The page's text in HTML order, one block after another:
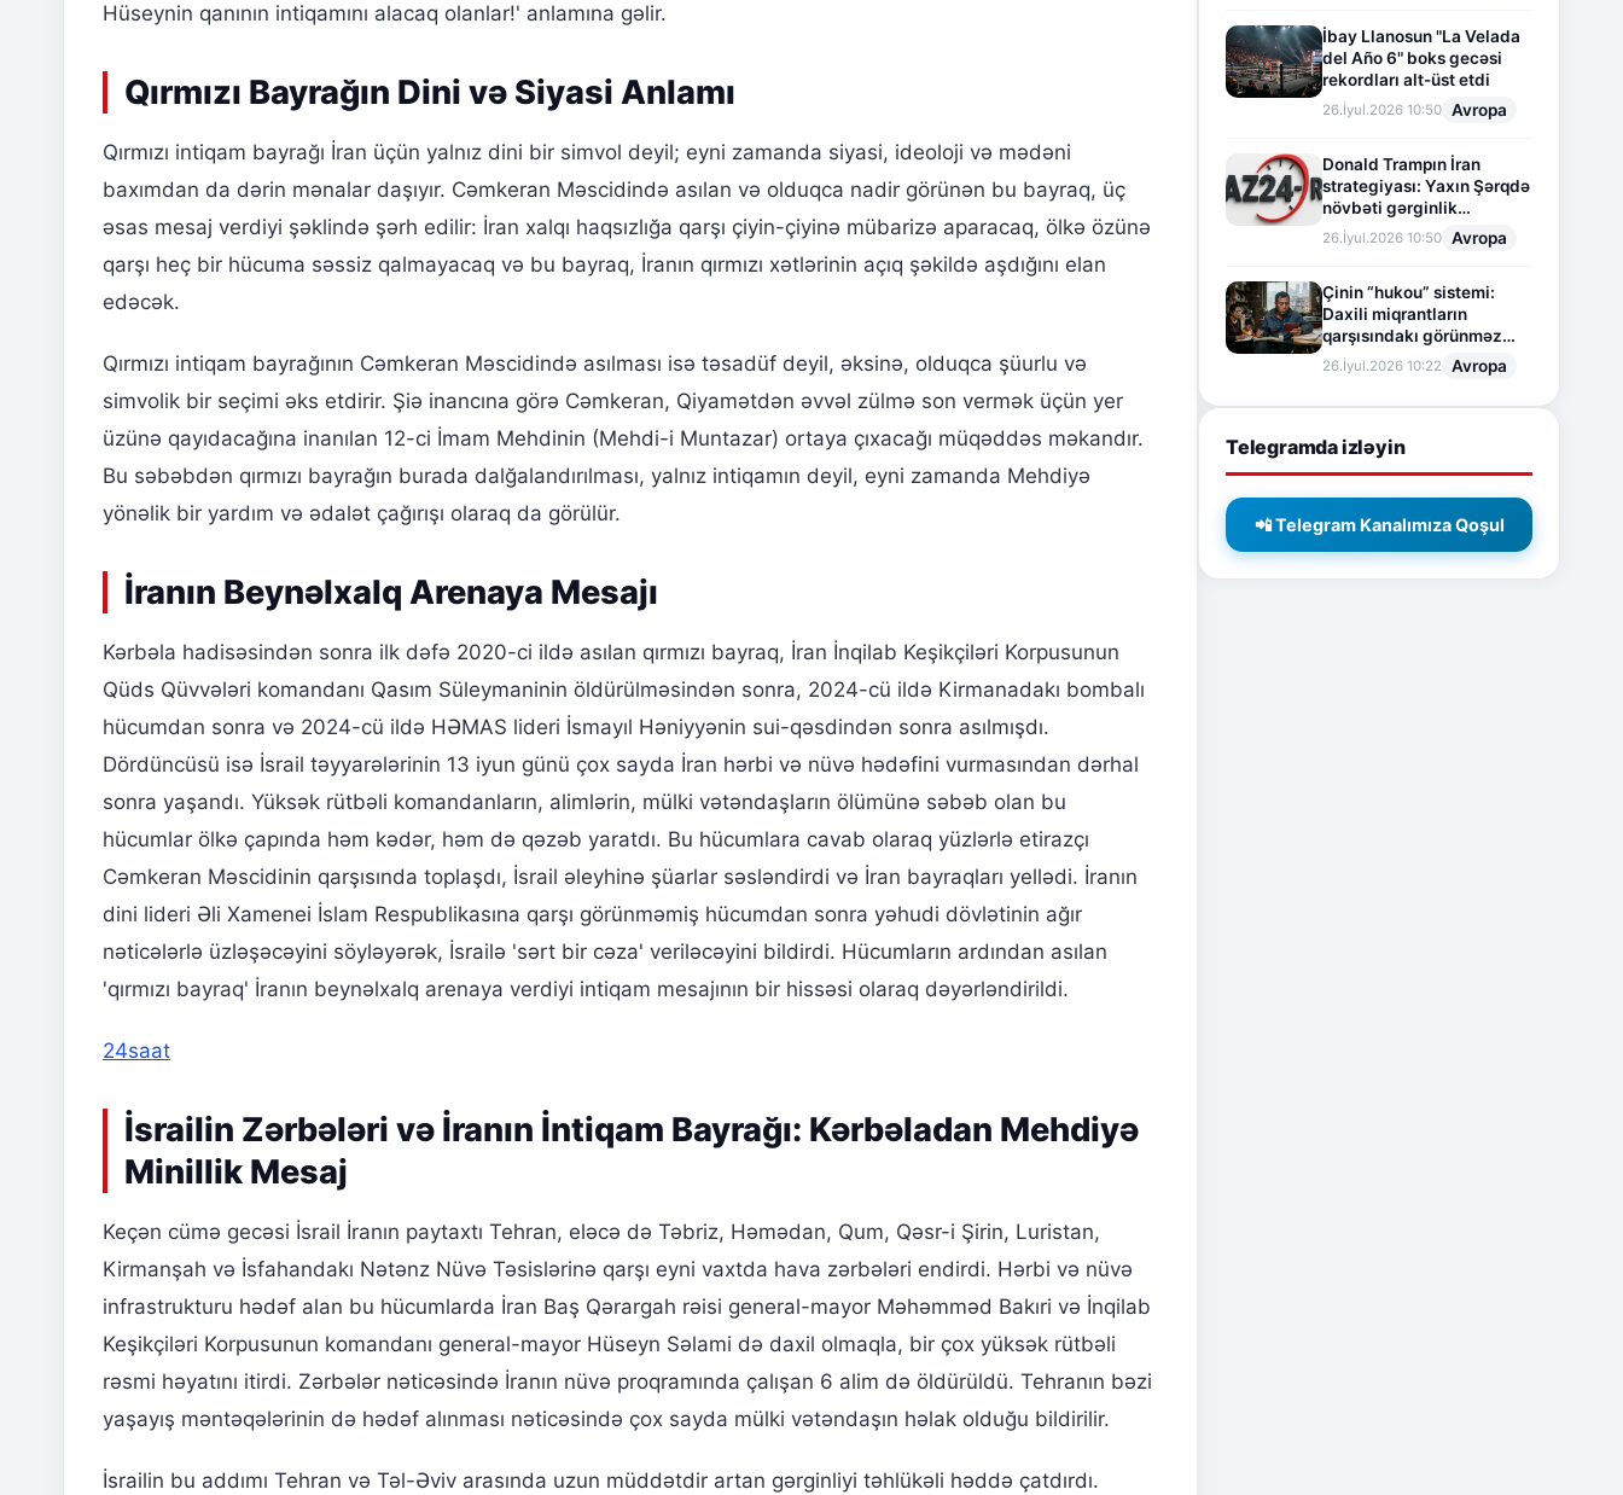
Hüseynin qanının intiqamını alacaq olanlar!' anlamına gəlir.
Qırmızı Bayrağın Dini və Siyasi Anlamı
Qırmızı intiqam bayrağı İran üçün yalnız dini bir simvol deyil; eyni zamanda siyasi, ideoloji və mədəni
baxımdan da dərin mənalar daşıyır. Cəmkeran Məscidində asılan və olduqca nadir görünən bu bayraq, üç
əsas mesaj verdiyi şəklində şərh edilir: İran xalqı haqsızlığa qarşı çiyin-çiyinə mübarizə aparacaq, ölkə özünə
qarşı heç bir hücuma səssiz qalmayacaq və bu bayraq, İranın qırmızı xətlərinin açıq şəkildə aşdığını elan
edəcək.
Qırmızı intiqam bayrağının Cəmkeran Məscidində asılması isə təsadüf deyil, əksinə, olduqca şüurlu və
simvolik bir seçimi əks etdirir. Şiə inancına görə Cəmkeran, Qiyamətdən əvvəl zülmə son vermək üçün yer
üzünə qayıdacağına inanılan 12-ci İmam Mehdinin (Mehdi-i Muntazar) ortaya çıxacağı müqəddəs məkandır.
Bu səbəbdən qırmızı bayrağın burada dalğalandırılması, yalnız intiqamın deyil, eyni zamanda Mehdiyə
yönəlik bir yardım və ədalət çağırışı olaraq da görülür.
İranın Beynəlxalq Arenaya Mesajı
Kərbəla hadisəsindən sonra ilk dəfə 2020-ci ildə asılan qırmızı bayraq, İran İnqilab Keşikçiləri Korpusunun
Qüds Qüvvələri komandanı Qasım Süleymaninin öldürülməsindən sonra, 2024-cü ildə Kirmanadakı bombalı
hücumdan sonra və 2024-cü ildə HƏMAS lideri İsmayıl Həniyyənin sui-qəsdindən sonra asılmışdı.
Dördüncüsü isə İsrail təyyarələrinin 13 iyun günü çox sayda İran hərbi və nüvə hədəfini vurmasından dərhal
sonra yaşandı. Yüksək rütbəli komandanların, alimlərin, mülki vətəndaşların ölümünə səbəb olan bu
hücumlar ölkə çapında həm kədər, həm də qəzəb yaratdı. Bu hücumlara cavab olaraq yüzlərlə etirazçı
Cəmkeran Məscidinin qarşısında toplaşdı, İsrail əleyhinə şüarlar səsləndirdi və İran bayraqları yellədi. İranın
dini lideri Əli Xamenei İslam Respublikasına qarşı görünməmiş hücumdan sonra yəhudi dövlətinin ağır
nəticələrlə üzləşəcəyini söyləyərək, İsrailə 'sərt bir cəza' veriləcəyini bildirdi. Hücumların ardından asılan
'qırmızı bayraq' İranın beynəlxalq arenaya verdiyi intiqam mesajının bir hissəsi olaraq dəyərləndirildi.
24saat
İsrailin Zərbələri və İranın İntiqam Bayrağı: Kərbəladan Mehdiyə
Minillik Mesaj
Keçən cümə gecəsi İsrail İranın paytaxtı Tehran, eləcə də Təbriz, Həmədan, Qum, Qəsr-i Şirin, Luristan,
Kirmanşah və İsfahandakı Nətənz Nüvə Təsislərinə qarşı eyni vaxtda hava zərbələri endirdi. Hərbi və nüvə
infrastrukturu hədəf alan bu hücumlarda İran Baş Qərargah rəisi general-mayor Məhəmməd Bakıri və İnqilab
Keşikçiləri Korpusunun komandanı general-mayor Hüseyn Səlami də daxil olmaqla, bir çox yüksək rütbəli
rəsmi həyatını itirdi. Zərbələr nəticəsində İranın nüvə proqramında çalışan 6 alim də öldürüldü. Tehranın bəzi
yaşayış məntəqələrinin də hədəf alınması nəticəsində çox sayda mülki vətəndaşın həlak olduğu bildirilir.
İsrailin bu addımı Tehran və Təl-Əviv arasında uzun müddətdir artan gərginliyi təhlükəli həddə çatdırdı.
İbay Llanosun "La Velada
del Año 6" boks gecəsi
rekordları alt-üst etdi
26.İyul.2026 10:50 Avropa
Donald Trampın İran
strategiyası: Yaxın Şərqdə
növbəti gərginlik
mərhələsi
26.İyul.2026 10:50 Avropa
Çinin “hukou” sistemi:
Daxili miqrantların
qarşısındakı görünməz
sədd
26.İyul.2026 10:22 Avropa
Telegramda izləyin
📲 Telegram Kanalımıza Qoşul